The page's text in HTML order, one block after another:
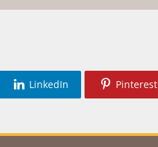
LinkedIn Pinterest